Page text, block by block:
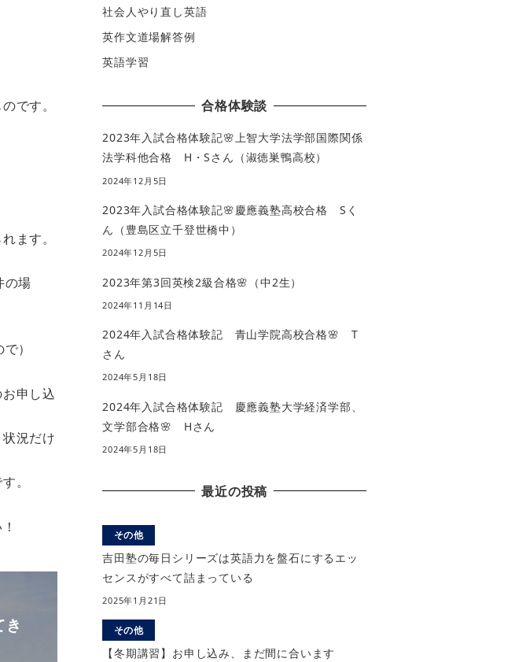
です。
ます。
の場
）
申し込
況だけ
。
社会人やり直し英語
英作文道場解答例
英語学習
合格体験談
2023年入試合格体験記🌸上智大学法学部国際関係
法学科他合格 H・Sさん（淑徳巣鴨高校）
2024年12月5日
2023年入試合格体験記🌸慶應義塾高校合格 Sく
ん（豊島区立千登世橋中）
2024年12月5日
2023年第3回英検2級合格🌸（中2生）
2024年11月14日
2024年入試合格体験記 青山学院高校合格🌸 T
さん
2024年5月18日
2024年入試合格体験記 慶應義塾大学経済学部、
文学部合格🌸 Hさん
2024年5月18日
最近の投稿
その他
吉田塾の毎日シリーズは英語力を盤石にするエッ
センスがすべて詰まっている
2025年1月21日
その他
【冬期講習】お申し込み、まだ間に合います